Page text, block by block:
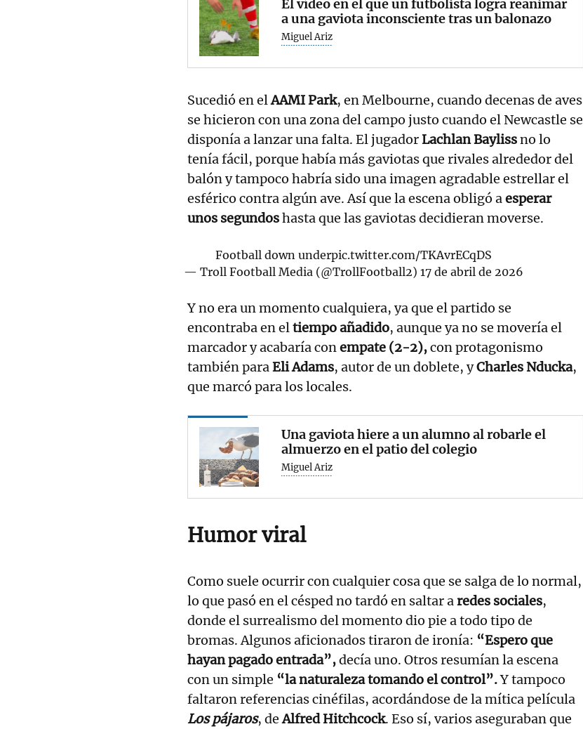
El vídeo en el que un futbolista logra reanimar
a una gaviota inconsciente tras un balonazo
Miguel Ariz
Sucedió en elAAMI Park, en Melbourne, cuando decenas de aves
se hicieron con una zona del campo justo cuando el Newcastle se
disponía a lanzar una falta. El jugadorLachlan Baylissno lo
tenía fácil, porque había más gaviotas que rivales alrededor del
balón y tampoco habría sido una imagen agradable estrellar el
esférico contra algún ave. Así que la escena obligó aesperar
unos segundoshasta que las gaviotas decidieran moverse.
Football down underpic.twitter.com/TKAvrECqDS
— Troll Football Media (@TrollFootball2)17 de abril de 2026
Y no era un momento cualquiera, ya que el partido se
encontraba en eltiempo añadido, aunque ya no se movería el
marcador y acabaría conempate (2-2),con protagonismo
también paraEli Adams, autor de un doblete, yCharles Nducka,
que marcó para los locales.
Una gaviota hiere a un alumno al robarle el
almuerzo en el patio del colegio
Miguel Ariz
Humor viral
Como suele ocurrir con cualquier cosa que se salga de lo normal,
lo que pasó en el césped no tardó en saltar aredes sociales,
donde el surrealismo del momento dio pie a todo tipo de
bromas. Algunos aficionados tiraron de ironía: “Espero que
hayan pagado entrada”,decía uno. Otros resumían la escena
con un simple “la naturaleza tomando el control”.Y tampoco
faltaron referencias cinéfilas, acordándose de la mítica película
Los pájaros, deAlfred Hitchcock. Eso sí, varios aseguraban que